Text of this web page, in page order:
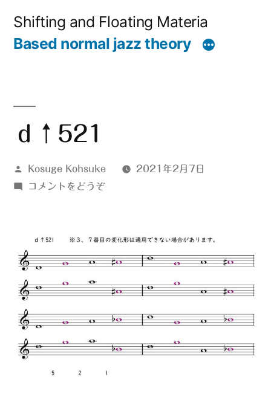
Shifting and Floating Materia
Based normal jazz theory
ｄ↑521
投
稿
Kosuge Kohsuke
2021年2月7日
コメントをどうぞ(ｄ